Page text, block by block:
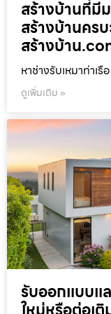
สร้างบ้านที่มี
สร้างบ้านคร
สร้างบ้าน
หาช่างรับเหมาท่าเรื
ดูเพิ่มเติม »
รับออกแบบแ